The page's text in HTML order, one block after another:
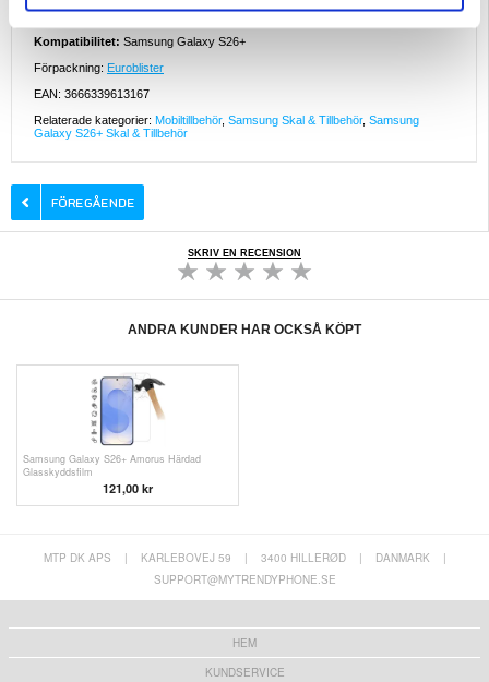
genom att förbättra hanteringen vid enhandsanvändning.
Kompatibilitet: Samsung Galaxy S26+
Förpackning: Euroblister
EAN: 3666339613167
Relaterade kategorier: Mobiltillbehör, Samsung Skal & Tillbehör, Samsung
Galaxy S26+ Skal & Tillbehör
SKRIV EN RECENSION
ANDRA KUNDER HAR OCKSÅ KÖPT
Samsung Galaxy S26+ Amorus Härdad
Glasskyddsfilm
121,00 kr
MTP DK APS | KARLEBOVEJ 59 | 3400 HILLERØD | DANMARK
|
SUPPORT@MYTRENDYPHONE.SE
HEM
KUNDSERVICE